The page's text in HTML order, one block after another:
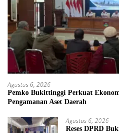
Agustus 6, 2026
Pemko Bukittinggi Perkuat
Pengamanan Aset Daerah
Agustus 6, 2026
Reses DPRD